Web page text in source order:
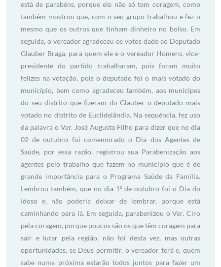
está de parabéns, porque ele não só tem coragem, como
também mostrou que, com o seu grupo trabalhou e fez o
mesmo que os outros que tinham dinheiro no bolso. Em
seguida, o vereador agradeceu os votos dado ao Deputado
Glauber Braga, para quem ele e o vereador Homero, vice-
presidente do partido trabalharam, pois foram muito
felizes na votação, pois o deputado foi o mais votado do
município, bem como agradeceu também, aos munícipes
do seu distrito que fizeram do Glauber o deputado mais
votado no distrito de Euclidelândia. Na sequência, fez uso
da palavra o Ver. José Augusto Filho para dizer que no dia
02 de outubro foi comemorado o Dia dos Agentes de
Saúde, por essa razão, registrou sua Parabenização aos
agentes pelo trabalho que fazem no município que é de
grande importância para o Programa Saúde da Família.
Lembrou também, que no dia 1º de outubro foi o Dia do
Idoso e, não poderia deixar de lembrar, porque está
caminhando para lá. Em seguida, parabenizou o Ver. Ciro
pela coragem, porque poucos são os que têm coragem para
sair e lutar pela região, não foi desta vez, mas outras
oportunidades, se Deus permitir, o vereador terá e, quem
sabe numa próxima estarão todos juntos para fazer um